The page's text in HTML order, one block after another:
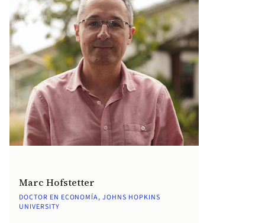
Marc Hofstetter
DOCTOR EN ECONOMÍA, JOHNS HOPKINS
UNIVERSITY